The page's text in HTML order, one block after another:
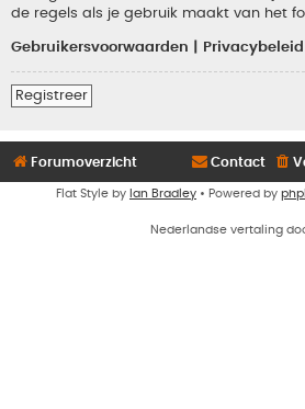
de regels als je gebruik maakt van het
Gebruikersvoorwaarden Privacybeleid
Registreer
Forumoverzicht Contact
Flat Style by Ian Bradley • Powered by
Nederlandse vertaling